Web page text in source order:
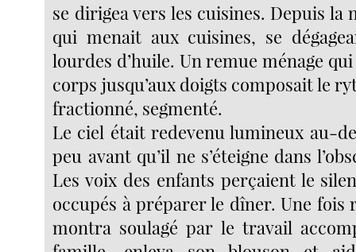
se dirigea vers les cuisines. Depuis
qui menait aux cuisines, se
lourdes d’huile. Un remue ménage
corps jusqu’aux doigts composait le
fractionné, segmenté.
Le ciel était redevenu lumineux au-
peu avant qu’il ne s’éteigne dans
Les voix des enfants perçaient le
occupés à préparer le dîner. Une fois
montra soulagé par le travail